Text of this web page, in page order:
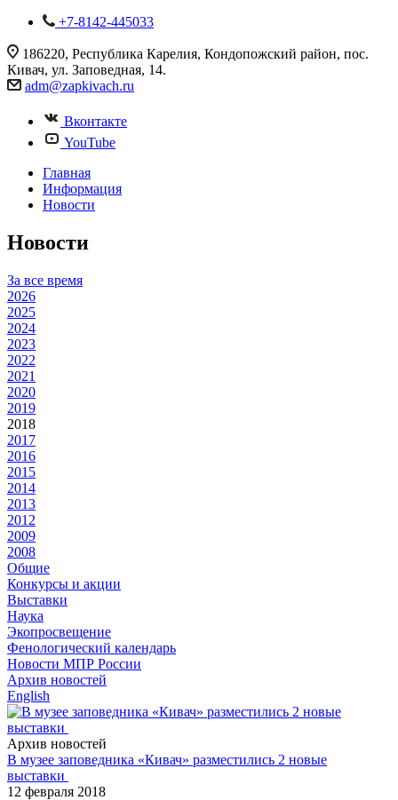
+7-8142-445033
186220, Республика Карелия, Кондопожский район, пос.
Кивач, ул. Заповедная, 14.
adm@zapkivach.ru
Вконтакте
YouTube
Главная
Информация
Новости
Новости
За все время
2026
2025
2024
2023
2022
2021
2020
2019
2018
2017
2016
2015
2014
2013
2012
2009
2008
Общие
Конкурсы и акции
Выставки
Наука
Экопросвещение
Фенологический календарь
Новости МПР России
Архив новостей
English
Архив новостей
В музее заповедника «Кивач» разместились 2 новые
выставки
12 февраля 2018